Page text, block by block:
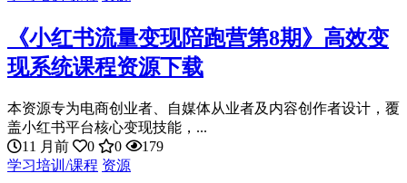
《小红书流量变现陪跑营第8期》高效变
现系统课程资源下载
本资源专为电商创业者、自媒体从业者及内容创作者设计，覆
盖小红书平台核心变现技能，...
11 月前
0 0
179
学习培训/课程 资源